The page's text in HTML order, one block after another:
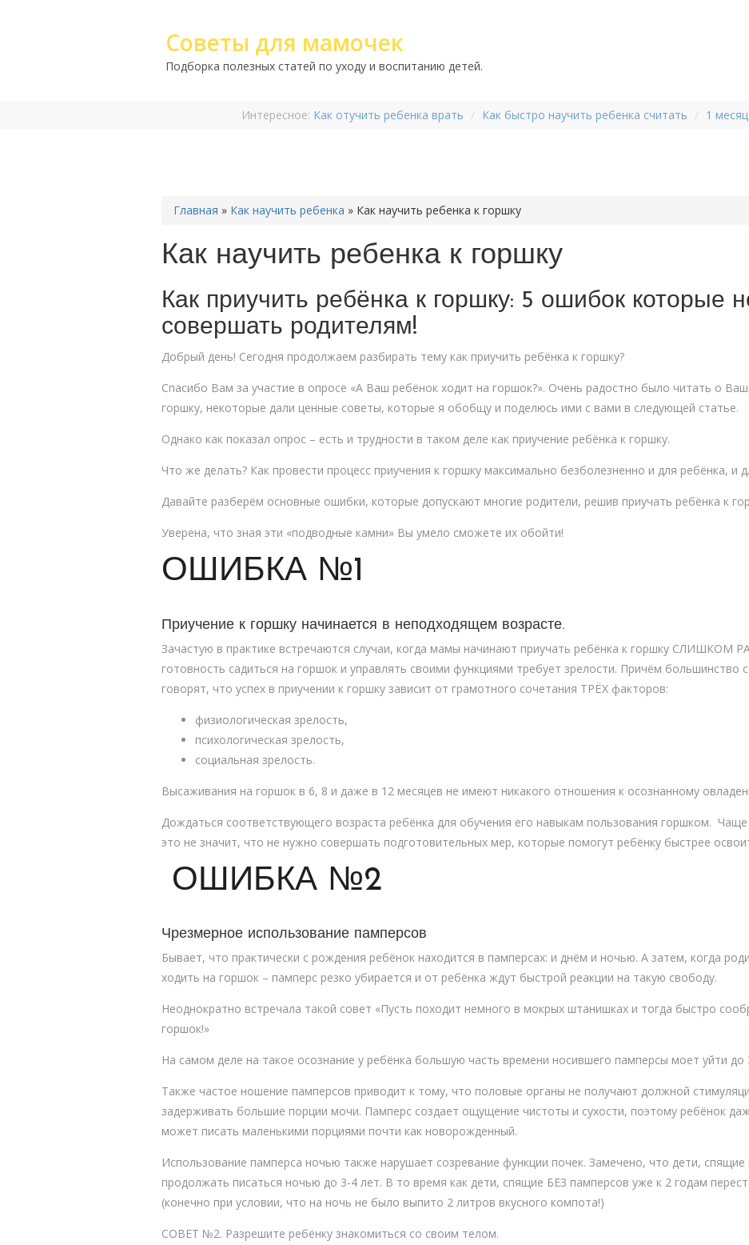
Советы для мамочек
Подборка полезных статей по уходу и воспитанию детей.
Интересное: Как отучить ребенка врать Как быстро научить ребенка считать 1
Главная » Как научить ребенка » Как научить ребенка к горшку
Как научить ребенка к горшку
Как приучить ребёнка к горшку: 5 ошибок которые
совершать родителям!
Добрый день! Сегодня продолжаем разбирать тему как приучить ребёнка к горшку?
Спасибо Вам за участие в опросе «А Ваш ребёнок ходит на горшок?». Очень радостно было читать о
горшку, некоторые дали ценные советы, которые я обобщу и поделюсь ими с вами в следующей статье.
Однако как показал опрос – есть и трудности в таком деле как приучение ребёнка к горшку.
Что же делать? Как провести процесс приучения к горшку максимально безболезненно и для ребёнка, и
Давайте разберём основные ошибки, которые допускают многие родители, решив приучать ребёнка к
Уверена, что зная эти «подводные камни» Вы умело сможете их обойти!
ОШИБКА №1
Приучение к горшку начинается в неподходящем возрасте.
Зачастую в практике встречаются случаи, когда мамы начинают приучать ребёнка к горшку СЛИШКОМ
готовность садиться на горшок и управлять своими функциями требует зрелости. Причём большинство
говорят, что успех в приучении к горшку зависит от грамотного сочетания ТРЁХ факторов:
физиологическая зрелость,
психологическая зрелость,
социальная зрелость.
Высаживания на горшок в 6, 8 и даже в 12 месяцев не имеют никакого отношения к осознанному
Дождаться соответствующего возраста ребёнка для обучения его навыкам пользования горшком.
это не значит, что не нужно совершать подготовительных мер, которые помогут ребёнку быстрее
ОШИБКА №2
Чрезмерное использование памперсов
Бывает, что практически с рождения ребёнок находится в памперсах: и днём и ночью. А затем, когда
ходить на горшок – памперс резко убирается и от ребёнка ждут быстрой реакции на такую свободу.
Неоднократно встречала такой совет «Пусть походит немного в мокрых штанишках и тогда быстро
горшок!»
На самом деле на такое осознание у ребёнка большую часть времени носившего памперсы моет уйти до
Также частое ношение памперсов приводит к тому, что половые органы не получают должной
задерживать большие порции мочи. Памперс создает ощущение чистоты и сухости, поэтому ребёнок
может писать маленькими порциями почти как новорожденный.
Использование памперса ночью также нарушает созревание функции почек. Замечено, что дети, спящие
продолжать писаться ночью до 3-4 лет. В то время как дети, спящие БЕЗ памперсов уже к 2 годам
(конечно при условии, что на ночь не было выпито 2 литров вкусного компота!)
СОВЕТ №2. Разрешите ребёнку знакомиться со своим телом.